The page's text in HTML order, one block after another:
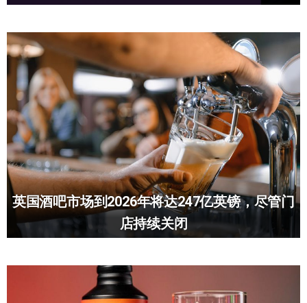
英国酒吧市场到2026年将达247亿英镑，尽管门
店持续关闭